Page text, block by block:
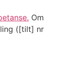
Om
([tilt] nr